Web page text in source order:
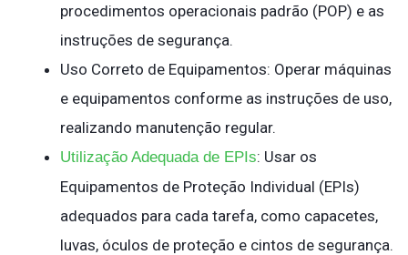
procedimentos operacionais padrão (POP) e as
instruções de segurança.
Uso Correto de Equipamentos: Operar máquinas
e equipamentos conforme as instruções de uso,
realizando manutenção regular.
Utilização Adequada de EPIs: Usar os
Equipamentos de Proteção Individual (EPIs)
adequados para cada tarefa, como capacetes,
luvas, óculos de proteção e cintos de segurança.